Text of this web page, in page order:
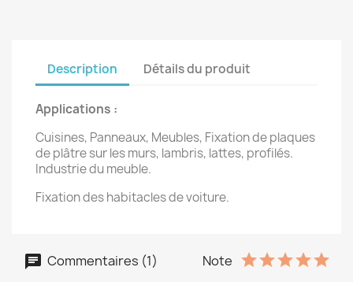
Description Détails du produit
Applications :
Cuisines, Panneaux, Meubles, Fixation de plaques
de plâtre sur les murs, lambris, lattes, profilés.
Industrie du meuble.
Fixation des habitacles de voiture.
Commentaires (1) Note